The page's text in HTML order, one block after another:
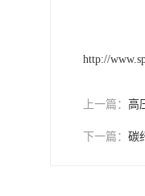
http://
上一篇： 高
下一篇： 碳